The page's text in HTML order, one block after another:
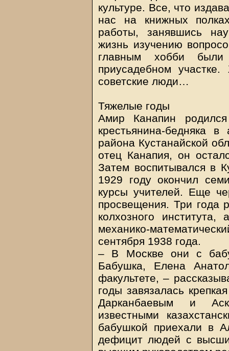
культуре. Все, что
нас на книжных
работы, занявшись
жизнь изучению
главным хобби
приусадебном
советские люди…
Тяжелые годы
Амир Канапин
крестьянина-бедняка
района Кустанайской
отец Канапия, он
Затем воспитывался в
1929 году окончил
курсы учителей. Еще
просвещения. Три года
колхозного
механико-
сентября 1938 года.
– В Москве они с
Бабушка, Елена
факультете, –
годы завязалась
Дарканбаевым и
известными
бабушкой приехали в
дефицит людей с